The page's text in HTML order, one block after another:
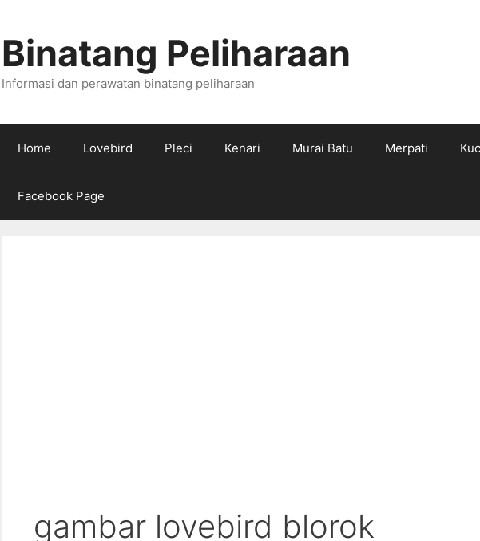
Binatang Peliharaan
Informasi dan perawatan binatang peliharaan
Home Lovebird Pleci Kenari Murai Batu Merpati
Facebook Page
gambar lovebird blorok